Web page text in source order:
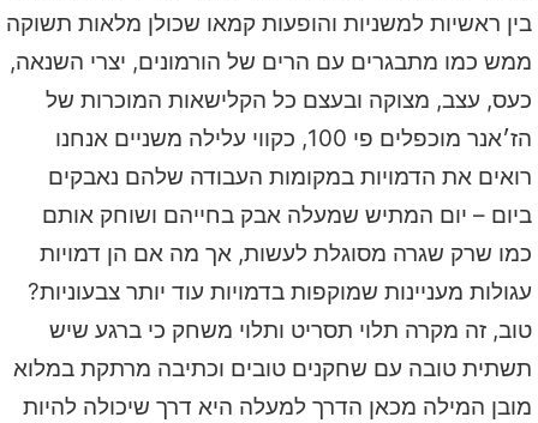
בין ראשיות למשניות והופעות קמאו שכולן מלאות תשוקה
ממש כמו מתבגרים עם הרים של הורמונים, יצרי השנאה,
כעס, עצב, מצוקה ובעצם כל הקלישאות המוכרות של
הז׳אנר מוכפלים פי 100, כקווי עלילה משניים אנחנו
רואים את הדמויות במקומות העבודה שלהם נאבקים
ביום – יום המתיש שמעלה אבק בחייהם ושוחק אותם
כמו שרק שגרה מסוגלת לעשות, אך מה אם הן דמויות
עגולות מעניינות שמוקפות בדמויות עוד יותר צבעוניות?
טוב, זה מקרה תלוי תסריט ותלוי משחק כי ברגע שיש
תשתית טובה עם שחקנים טובים וכתיבה מרתקת במלוא
מובן המילה מכאן הדרך למעלה היא דרך שיכולה להיות